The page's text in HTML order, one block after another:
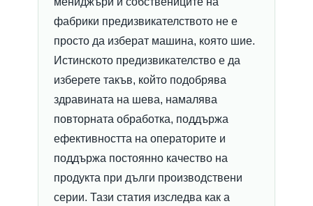
фабрики предизвикателството не е
просто да изберат машина, която шие.
Истинското предизвикателство е да
изберете такъв, който подобрява
здравината на шева, намалява
повторната обработка, поддържа
ефективността на операторите и
поддържа постоянно качество на
продукта при дълги производствени
серии. Тази статия изследва как a